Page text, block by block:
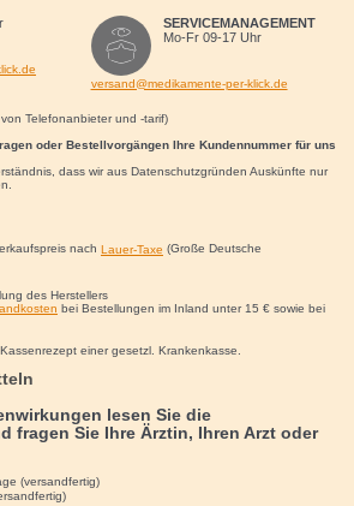
forte 23,2 mg/g Gel mit Diclofenac
SERVICEMANAGEMENT
Mo-Fr 09-17 Uhr
versand@medikamente-per-klick.de
Telefonanbieter und -tarif)
oder Bestellvorgängen Ihre Kundennummer für uns
dass wir aus Datenschutzgründen Auskünfte nur
nach Lauer-Taxe (Große Deutsche
des Herstellers
bei Bestellungen im Inland unter 15 €sowie bei
einer gesetzl. Krankenkasse.
lesen Sie die
fragen Sie Ihre Ärztin, Ihren Arzt oder
(versandfertig)